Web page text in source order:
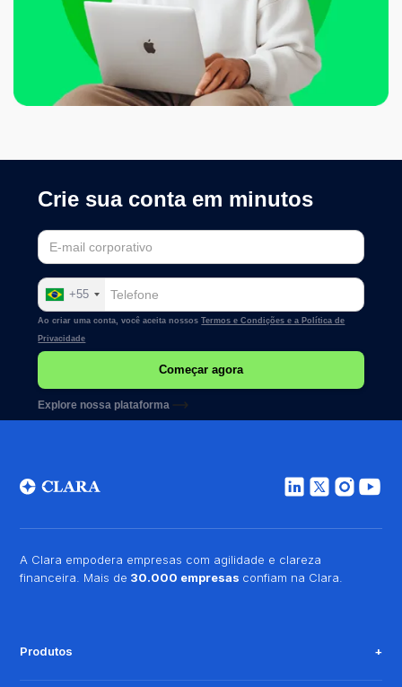
Crie sua conta em minutos
+55
Ao criar uma conta, você aceita nossosTermos e Condições e a Política de
Privacidade
Explore nossa plataforma
A Clara empodera empresas com agilidade e clareza
financeira. Mais de 30.000 empresas confiam na Clara.
Produtos